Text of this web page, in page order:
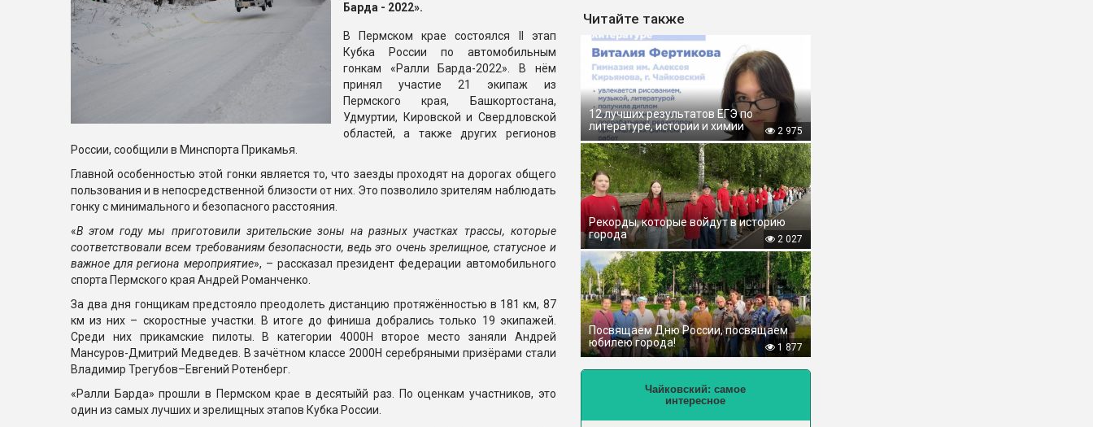
Барда - 2022».
В Пермском крае состоялся II этап
Кубка России по автомобильным
гонкам «Ралли Барда-2022». В нём
принял участие 21 экипаж из
Пермского края, Башкортостана,
Удмуртии, Кировской и Свердловской
областей, а также других регионов
России, сообщили в Минспорта Прикамья.
Главной особенностью этой гонки является то, что заезды проходят на дорогах общего
пользования и в непосредственной близости от них. Это позволило зрителям наблюдать
гонку с минимального и безопасного расстояния.
«В этом году мы приготовили зрительские зоны на разных участках трассы, которые
соответствовали всем требованиям безопасности, ведь это очень зрелищное, статусное и
важное для региона мероприятие», – рассказал президент федерации автомобильного
спорта Пермского края Андрей Романченко.
За два дня гонщикам предстояло преодолеть дистанцию протяжённостью в 181 км, 87
км из них – скоростные участки. В итоге до финиша добрались только 19 экипажей.
Среди них прикамские пилоты. В категории 4000Н второе место заняли Андрей
Мансуров-Дмитрий Медведев. В зачётном классе 2000Н серебряными призёрами стали
Владимир Трегубов–Евгений Ротенберг.
«Ралли Барда» прошли в Пермском крае в десятыйй раз. По оценкам участников, это
один из самых лучших и зрелищных этапов Кубка России.
Читайте также
12 лучших результатов ЕГЭ по
литературе, истории и химии
2 975
Рекорды, которые войдут в историю
города
2 027
Посвящаем Дню России, посвящаем
юбилею города!
1 877
Чайковский: самое
интересное